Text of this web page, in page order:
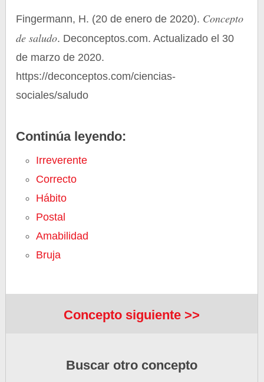
Fingermann, H. (20 de enero de 2020). Concepto
de saludo. Deconceptos.com. Actualizado el 30
de marzo de 2020.
https://deconceptos.com/ciencias-
sociales/saludo
Continúa leyendo:
Irreverente
Correcto
Hábito
Postal
Amabilidad
Bruja
Concepto siguiente >>
Buscar otro concepto